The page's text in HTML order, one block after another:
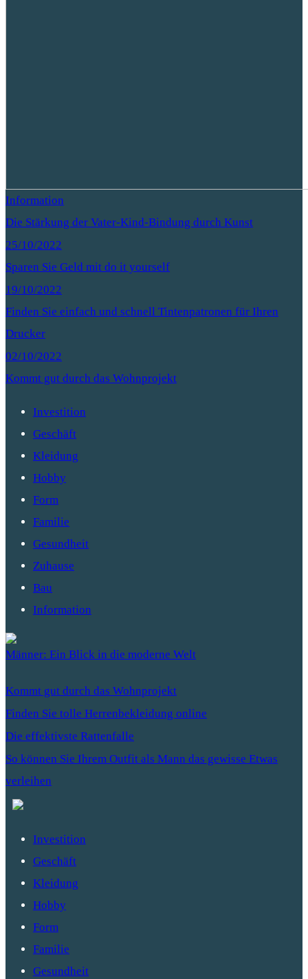
Information
Die Stärkung der Vater-Kind-Bindung durch Kunst
25/10/2022
Sparen Sie Geld mit do it yourself
19/10/2022
Finden Sie einfach und schnell Tintenpatronen für Ihren
Drucker
02/10/2022
Kommt gut durch das Wohnprojekt
Investition
Geschäft
Kleidung
Hobby
Form
Familie
Gesundheit
Zuhause
Bau
Information
Männer: Ein Blick in die moderne Welt
Kommt gut durch das Wohnprojekt
Finden Sie tolle Herrenbekleidung online
Die effektivste Rattenfalle
So können Sie Ihrem Outfit als Mann das gewisse Etwas
verleihen
Investition
Geschäft
Kleidung
Hobby
Form
Familie
Gesundheit